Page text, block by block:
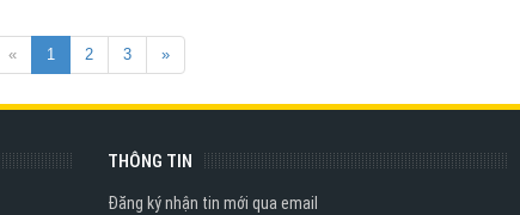
« 1 2 3 »
THÔNG TIN
Đăng ký nhận tin mới qua email